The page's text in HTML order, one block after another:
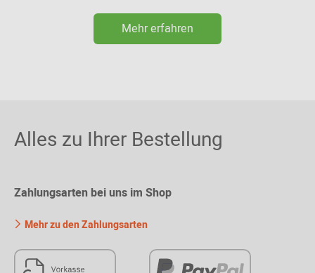
Mehr erfahren
Alles zu Ihrer Bestellung
Zahlungsarten bei uns im Shop
Mehr zu den Zahlungsarten